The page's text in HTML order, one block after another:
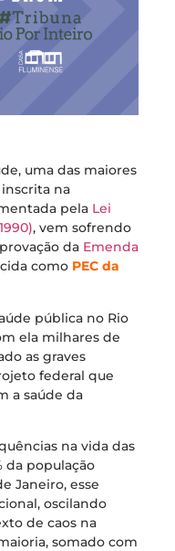
uma das maiores
na
pela Lei
, vem sofrendo
da Emenda
como PEC da
pública no Rio
ela milhares de
as graves
federal que
a saúde da
na vida das
da população
Janeiro, esse
oscilando
de caos na
somado com